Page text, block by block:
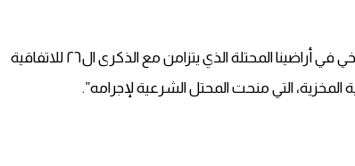
كما شددت على أن “هذا الاعتداء الصهيوني على حقنا التاريخي في أراضينا المحتلة الذي يتزامن مع الذكرى ال٢٦ للاتفاقية
التي منحت المحتل الشرعية لإجرامه”.